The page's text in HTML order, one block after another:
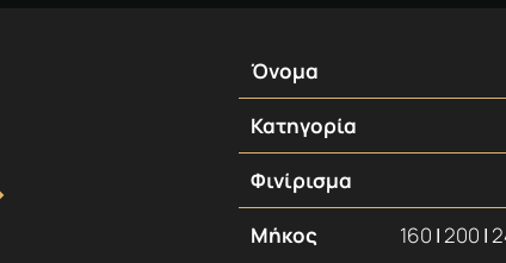
Όνομα
Κατηγορία
Φινίρισμα
Μήκος
160 ǀ 200